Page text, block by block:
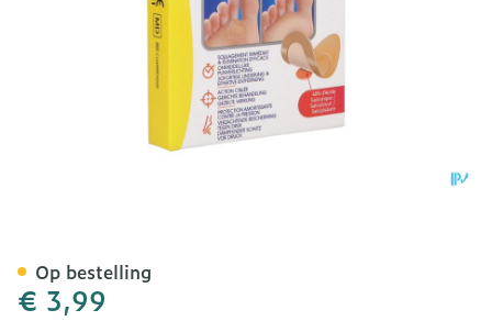
€ 3,99
Op bestelling